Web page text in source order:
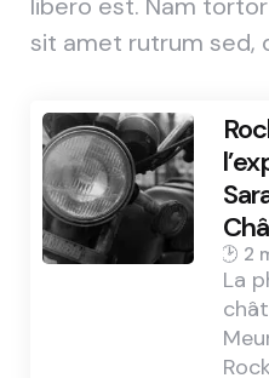
sit amet rutrum sed,
2
La